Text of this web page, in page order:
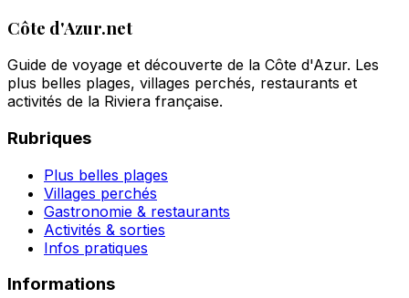
Côte d'Azur.net
Guide de voyage et découverte de la Côte d'Azur. Les
plus belles plages, villages perchés, restaurants et
activités de la Riviera française.
Rubriques
Plus belles plages
Villages perchés
Gastronomie & restaurants
Activités & sorties
Infos pratiques
Informations